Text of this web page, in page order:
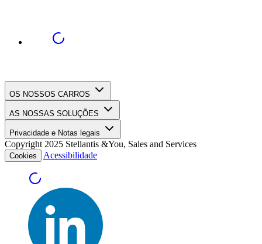
OS NOSSOS CARROS
AS NOSSAS SOLUÇÕES
Privacidade e Notas legais
Copyright 2025 Stellantis &You, Sales and Services
Cookies Acessibilidade